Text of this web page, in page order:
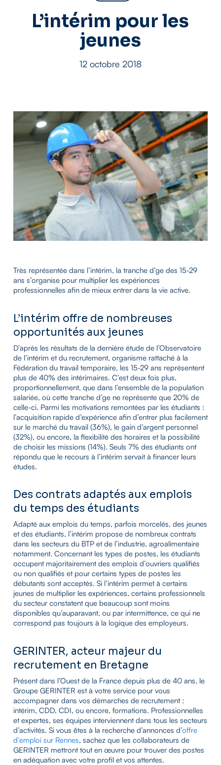
L’intérim pour les
jeunes
12 octobre 2018
Très représentée dans l’intérim, la tranche d’ge des 15-29
ans s’organise pour multiplier les expériences
professionnelles afin de mieux entrer dans la vie active.
L’intérim offre de nombreuses
opportunités aux jeunes
D’après les résultats de la dernière étude de l’Observatoire
de l’intérim et du recrutement, organisme rattaché à la
Fédération du travail temporaire, les 15-29 ans représentent
plus de 40% des intérimaires. C’est deux fois plus,
proportionnellement, que dans l’ensemble de la population
salariée, où cette tranche d’ge ne représente que 20% de
celle-ci. Parmi les motivations remontées par les étudiants :
l’acquisition rapide d’expérience afin d’entrer plus facilement
sur le marché du travail (36%), le gain d’argent personnel
(32%), ou encore, la flexibilité des horaires et la possibilité
de choisir les missions (14%). Seuls 7% des étudiants ont
répondu que le recours à l’intérim servait à financer leurs
études.
Des contrats adaptés aux emplois
du temps des étudiants
Adapté aux emplois du temps, parfois morcelés, des jeunes
et des étudiants, l’intérim propose de nombreux contrats
dans les secteurs du BTP et de l’industrie, agroalimentaire
notamment. Concernant les types de postes, les étudiants
occupent majoritairement des emplois d’ouvriers qualifiés
ou non qualifiés et pour certains types de postes les
débutants sont acceptés. Si l’intérim permet à certains
jeunes de multiplier les expériences, certains professionnels
du secteur constatent que beaucoup sont moins
disponibles qu’auparavant, ou par intermittence, ce qui ne
correspond pas toujours à la logique des employeurs.
GERINTER, acteur majeur du
recrutement en Bretagne
Présent dans l’Ouest de la France depuis plus de 40 ans, le
Groupe GERINTER est à votre service pour vous
accompagner dans vos démarches de recrutement :
intérim, CDD, CDI, ou encore, formations. Professionnelles
et expertes, ses équipes interviennent dans tous les secteurs
d’activités. Si vous êtes à la recherche d’annonces d’offre
d’emploi sur Rennes, sachez que les collaborateurs de
GERINTER mettront tout en œuvre pour trouver des postes
en adéquation avec votre profil et vos attentes.